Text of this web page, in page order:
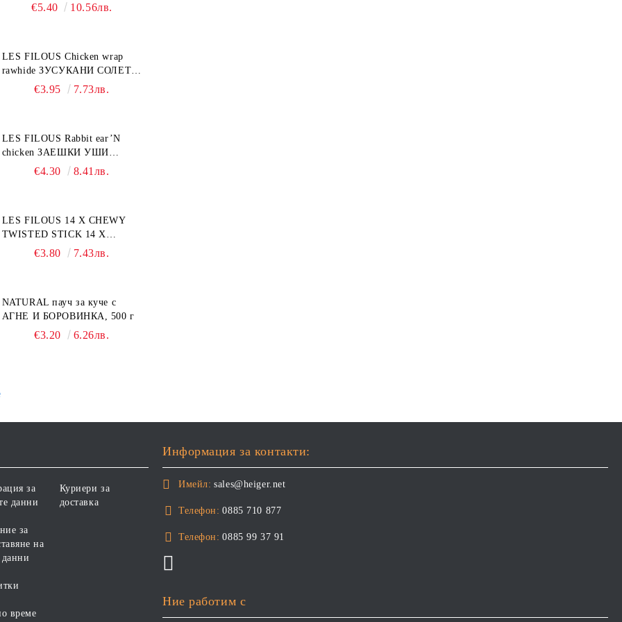
€5.40 10.56лв.
LES FILOUS Chicken wrap
rawhide ЗУСУКАНИ СОЛЕТИ
С ПИЛЕШКО, лакомство за
€3.95 7.73лв.
LES FILOUS Rabbit ear’N
chicken ЗАЕШКИ УШИ
лакомство за куче, 50 г
€4.30 8.41лв.
LES FILOUS 14 X CHEWY
TWISTED STICK 14 X
ДЪВЧАЩИ ДЕНТАЛНИ
€3.80 7.43лв.
NATURAL пауч за куче с
АГНЕ И БОРОВИНКА, 500 г
€3.20 6.26лв.
за
данни
за
на
време
Куриери за
доставка
Информация за контакти:
Имейл: sales@heiger.net
Телефон: 0885 710 877
Телефон: 0885 99 37 91
Ние работим с